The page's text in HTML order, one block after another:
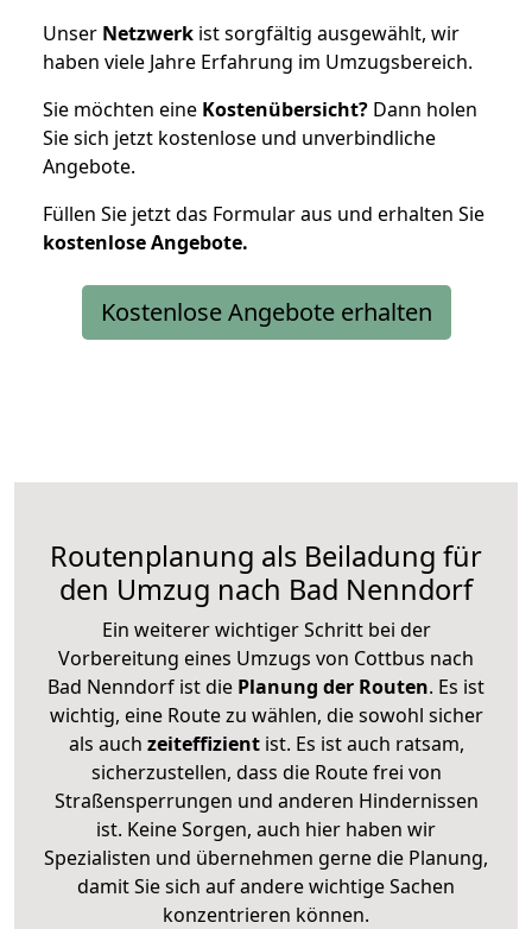
Unser Netzwerk ist sorgfältig ausgewählt, wir
haben viele Jahre Erfahrung im Umzugsbereich.
Sie möchten eine Kostenübersicht? Dann holen
Sie sich jetzt kostenlose und unverbindliche
Angebote.
Füllen Sie jetzt das Formular aus und erhalten Sie
kostenloseAngebote.
Kostenlose Angebote erhalten
Routenplanung als Beiladung für
den Umzug nach Bad Nenndorf
Ein weiterer wichtiger Schritt bei der
Vorbereitung eines Umzugs von Cottbus nach
Bad Nenndorf ist die Planung der Routen. Es ist
wichtig, eine Route zu wählen, die sowohl sicher
als auch zeiteffizientist. Es ist auch ratsam,
sicherzustellen, dass die Route frei von
Straßensperrungen und anderen Hindernissen
ist. Keine Sorgen, auch hier haben wir
Spezialisten und übernehmen gerne die Planung,
damit Sie sich auf andere wichtige Sachen
konzentrieren können.